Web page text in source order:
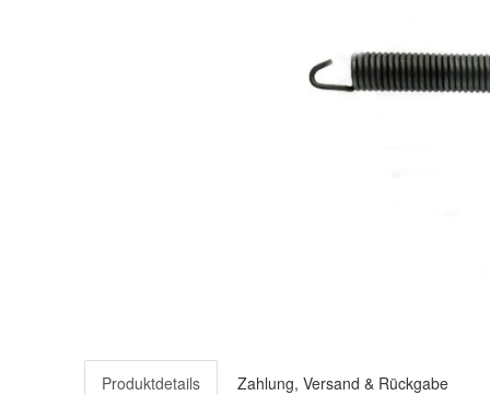
Produktdetails Zahlung, Versand & Rückgabe